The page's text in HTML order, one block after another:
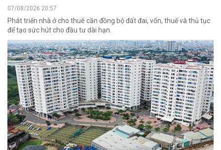
07/08/2026 20:57
Phát triển nhà ở cho thuê cần đồng bộ đất đai, vốn, thuế và thủ tục
để tạo sức hút cho đầu tư dài hạn.